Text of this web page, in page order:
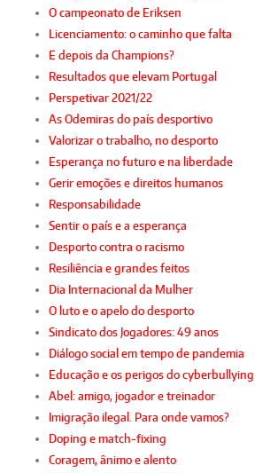
O campeonato de Eriksen
Licenciamento: o caminho que falta
E depois da Champions?
Resultados que elevam Portugal
Perspetivar 2021/22
As Odemiras do país desportivo
Valorizar o trabalho, no desporto
Esperança no futuro e na liberdade
Gerir emoções e direitos humanos
Responsabilidade
Sentir o país e a esperança
Desporto contra o racismo
Resiliência e grandes feitos
Dia Internacional da Mulher
O luto e o apelo do desporto
Sindicato dos Jogadores: 49 anos
Diálogo social em tempo de pandemia
Educação e os perigos do cyberbullying
Abel: amigo, jogador e treinador
Imigração ilegal. Para onde vamos?
Doping e match-fixing
Coragem, ânimo e alento